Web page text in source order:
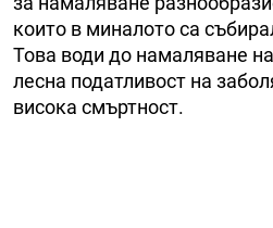
които в миналото са
Това води до намаляване
лесна податливост на
висока смъртност.